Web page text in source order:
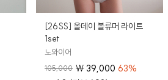
[26SS] 올데이 볼류머 라이트
1set
노와이어
105,000 ₩39,000 63%